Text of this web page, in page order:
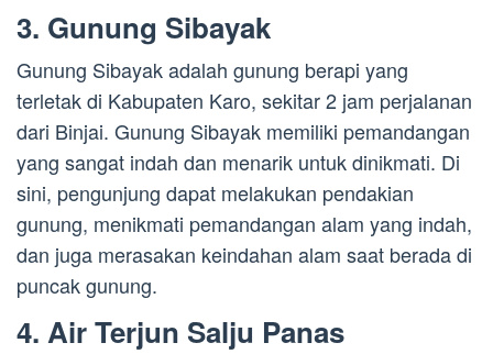
3. Gunung Sibayak
Gunung Sibayak adalah gunung berapi yang
terletak di Kabupaten Karo, sekitar 2 jam perjalanan
dari Binjai. Gunung Sibayak memiliki pemandangan
yang sangat indah dan menarik untuk dinikmati. Di
sini, pengunjung dapat melakukan pendakian
gunung, menikmati pemandangan alam yang indah,
dan juga merasakan keindahan alam saat berada di
puncak gunung.
4. Air Terjun Salju Panas